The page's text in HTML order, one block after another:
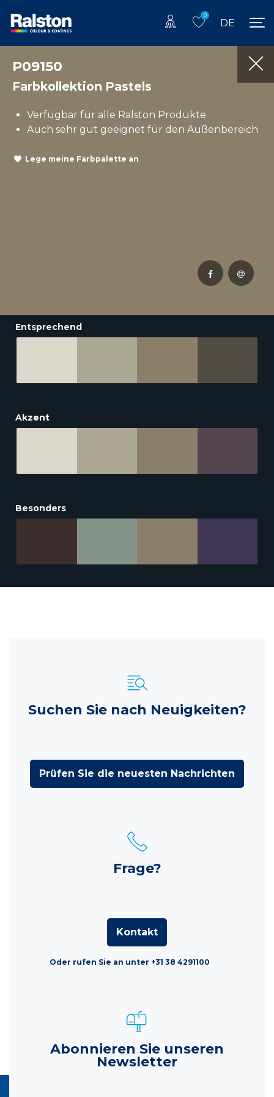
0
DE
P09150
Farbkollektion Pastels
Verfügbar für alle Ralston Produkte
Auch sehr gut geeignet für den Außenbereich
Lege meine Farbpalette an
Entsprechend
Akzent
Besonders
Suchen Sie nach Neuigkeiten?
Prüfen Sie die neuesten Nachrichten
Frage?
Kontakt
Oder rufen Sie an unter +31 38 4291100
Abonnieren Sie unseren
Newsletter